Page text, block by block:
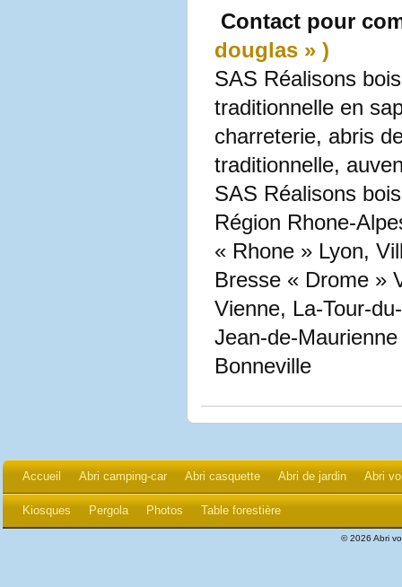
Contact pour
douglas » )
SAS Réalisons
traditionnelle en
charreterie, abris
traditionnelle,
SAS Réalisons
Région Rhone-
« Rhone » Lyon,
Bresse « Drome »
Vienne, La-Tour-
Jean-de-
Bonneville
Accueil Abri camping-car Abri casquette Abri de jardin Abri
Kiosques Pergola Photos Table forestière
© 2026 Abri